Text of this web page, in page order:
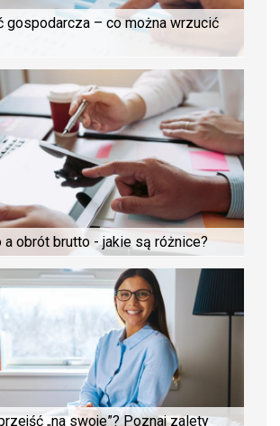
gospodarcza – co można wrzucić
a obrót brutto - jakie są różnice?
„na swoje”? Poznaj zalety